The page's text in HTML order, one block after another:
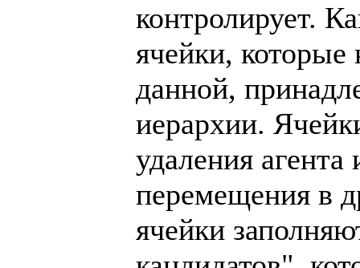
контролирует.
ячейки, которые
данной,
иерархии.
удаления
перемещения в
ячейки